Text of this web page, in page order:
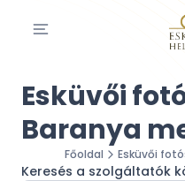
Esküvői
Baranya
Főoldal Esküvői
Keresés a szolgáltatók